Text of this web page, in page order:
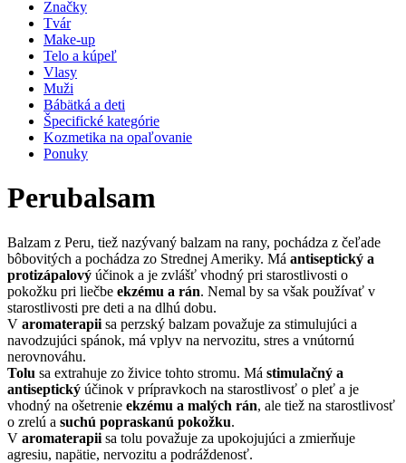
Značky
Tvár
Make-up
Telo a kúpeľ
Vlasy
Muži
Bábätká a deti
Špecifické kategórie
Kozmetika na opaľovanie
Ponuky
Perubalsam
Balzam z Peru, tiež nazývaný balzam na rany, pochádza z čeľade
bôbovitých a pochádza zo Strednej Ameriky. Má antiseptický a
protizápalový účinok a je zvlášť vhodný pri starostlivosti o
pokožku pri liečbe ekzému a rán. Nemal by sa však používať v
starostlivosti pre deti a na dlhú dobu.
V aromaterapii sa perzský balzam považuje za stimulujúci a
navodzujúci spánok, má vplyv na nervozitu, stres a vnútornú
nerovnováhu.
Tolu sa extrahuje zo živice tohto stromu. Má stimulačný a
antiseptický účinok v prípravkoch na starostlivosť o pleť a je
vhodný na ošetrenie ekzému a malých rán, ale tiež na starostlivosť
o zrelú a suchú popraskanú pokožku.
V aromaterapii sa tolu považuje za upokojujúci a zmierňuje
agresiu, napätie, nervozitu a podráždenosť.